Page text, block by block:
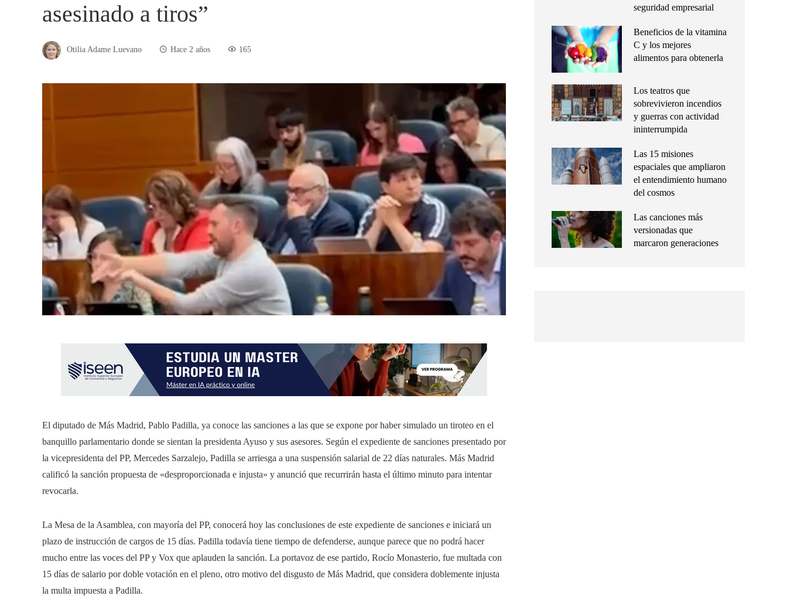
asesinado a tiros”
Otilia Adame Luevano Hace 2 años 165
El diputado de Más Madrid, Pablo Padilla, ya conoce las sanciones a las que se expone por haber simulado un tiroteo en el
banquillo parlamentario donde se sientan la presidenta Ayuso y sus asesores. Según el expediente de sanciones presentado por
la vicepresidenta del PP, Mercedes Sarzalejo, Padilla se arriesga a una suspensión salarial de 22 días naturales. Más Madrid
calificó la sanción propuesta de «desproporcionada e injusta» y anunció que recurrirán hasta el último minuto para intentar
revocarla.
La Mesa de la Asamblea, con mayoría del PP, conocerá hoy las conclusiones de este expediente de sanciones e iniciará un
plazo de instrucción de cargos de 15 días. Padilla todavía tiene tiempo de defenderse, aunque parece que no podrá hacer
mucho entre las voces del PP y Vox que aplauden la sanción. La portavoz de ese partido, Rocío Monasterio, fue multada con
15 días de salario por doble votación en el pleno, otro motivo del disgusto de Más Madrid, que considera doblemente injusta
la multa impuesta a Padilla.
seguridad empresarial
Beneficios de la vitamina
C y los mejores
alimentos para obtenerla
Los teatros que
sobrevivieron incendios
y guerras con actividad
ininterrumpida
Las 15 misiones
espaciales que ampliaron
el entendimiento humano
del cosmos
Las canciones más
versionadas que
marcaron generaciones